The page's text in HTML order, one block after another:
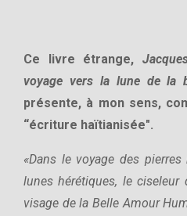
Ce livre étrange,
voyage vers la lune de la
présente, à mon sens,
“écriture haïtianisée".
«Dans le voyage des
lunes hérétiques, le
visage de la Belle Amour